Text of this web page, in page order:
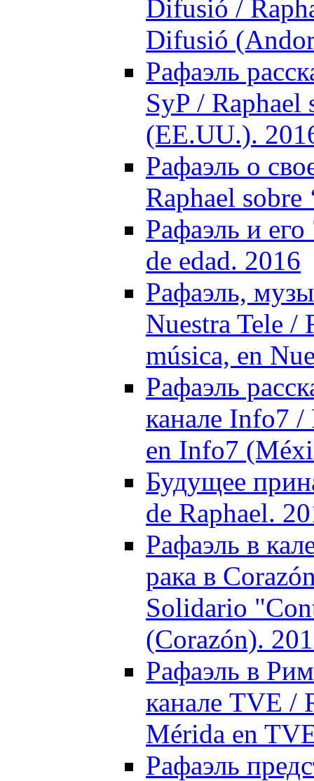
Difusió /
Difusió
Рафаэль
SyP / Raphael
(EE.UU.).
Рафаэль о
Raphael sobre
Рафаэль и
de edad. 2016
Рафаэль,
Nuestra Tele /
música, en
Рафаэль
канале Info7 /
en Info7
Будущее
de Raphael.
Рафаэль в
рака в
Solidario
(Corazón).
Рафаэль в
канале TVE /
Mérida en
Рафаэль